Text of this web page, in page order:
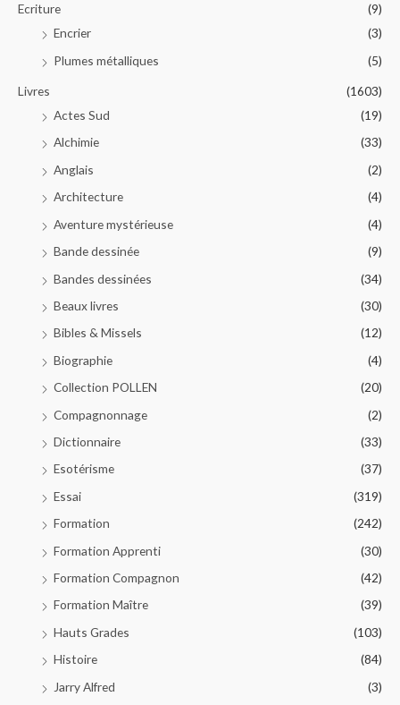
Ecriture
(9)
Encrier
(3)
Plumes métalliques
(5)
Livres
(1603)
Actes Sud
(19)
Alchimie
(33)
Anglais
(2)
Architecture
(4)
Aventure mystérieuse
(4)
Bande dessinée
(9)
Bandes dessinées
(34)
Beaux livres
(30)
Bibles & Missels
(12)
Biographie
(4)
Collection POLLEN
(20)
Compagnonnage
(2)
Dictionnaire
(33)
Esotérisme
(37)
Essai
(319)
Formation
(242)
Formation Apprenti
(30)
Formation Compagnon
(42)
Formation Maître
(39)
Hauts Grades
(103)
Histoire
(84)
Jarry Alfred
(3)